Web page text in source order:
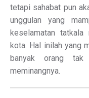
tetapi sahabat pun
unggulan yang
keselamatan tatkala
kota. Hal inilah yang
banyak orang
meminangnya.